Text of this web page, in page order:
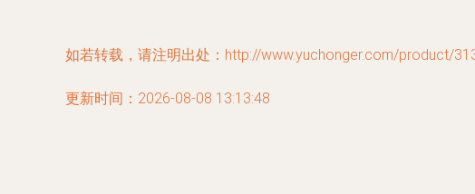
如若转载，请注明出处：http://www.yuchonger.com/product/
更新时间：2026-08-08 13:13:48